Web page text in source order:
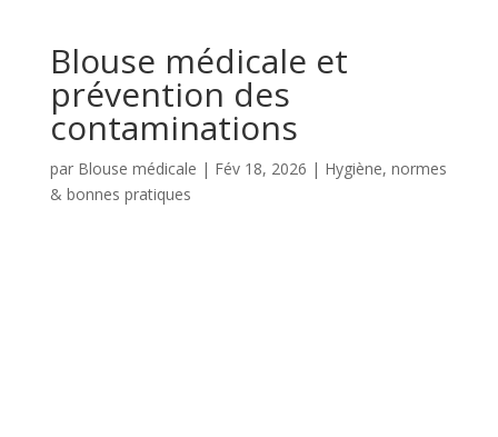
Blouse médicale et
prévention des
contaminations
par Blouse médicale | Fév 18, 2026 | Hygiène, normes
& bonnes pratiques